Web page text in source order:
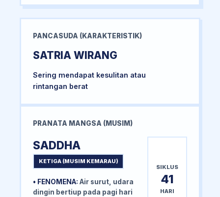
PANCASUDA (KARAKTERISTIK)
SATRIA WIRANG
Sering mendapat kesulitan atau
rintangan berat
PRANATA MANGSA (MUSIM)
SADDHA
KETIGA (MUSIM KEMARAU)
• FENOMENA: Air surut, udara
dingin bertiup pada pagi hari
SIKLUS
41
HARI